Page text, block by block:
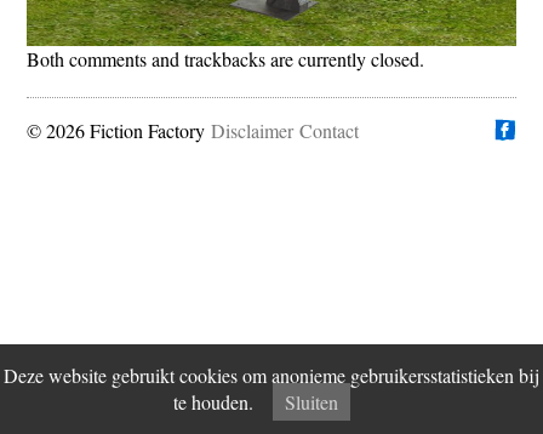
Deze website gebruikt cookies om anonieme gebruikersstatistieken bij
te houden.
Sluiten
Both comments and trackbacks are currently closed.
© 2026 Fiction Factory Disclaimer Contact
Vind ons op